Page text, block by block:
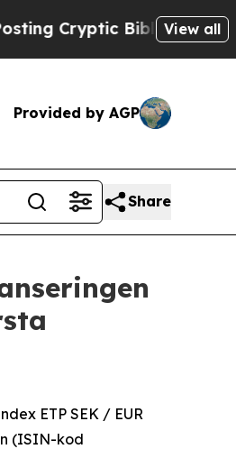
Biblical Messages on
View all
Provided by AGP
Share
ETP SEK / EUR
(ISIN-kod